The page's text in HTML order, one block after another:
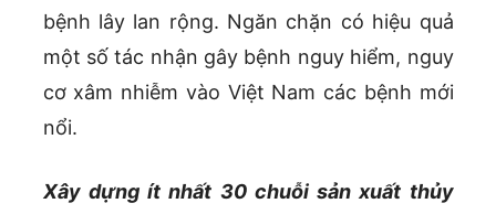
bệnh lây lan rộng. Ngăn chặn có hiệu quả
một số tác nhận gây bệnh nguy hiểm, nguy
cơ xâm nhiễm vào Việt Nam các bệnh mới
nổi.
Xây dựng ít nhất 30 chuỗi sản xuất thủy